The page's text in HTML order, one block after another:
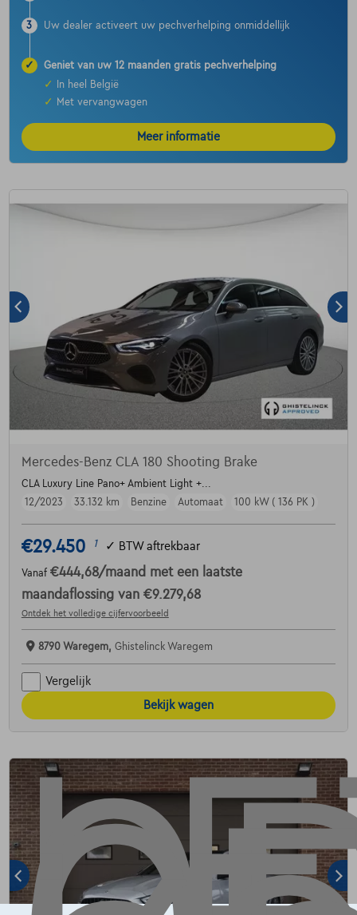
3 Uw dealer activeert uw pechverhelping onmiddellijk
✓
Geniet van uw 12 maanden gratis pechverhelping
✓
In heel België
✓
Met vervangwagen
Meer informatie
Mercedes-Benz CLA 180 Shooting Brake
CLA Luxury Line Pano+ Ambient Light +...
12/2023
33.132 km Benzine Automaat 100 kW ( 136 PK )
€29.450 1 ✓ BTW aftrekbaar
Vanaf €444,68/maand met een laatste
maandaflossing van €9.279,68
Ontdek het volledige cijfervoorbeeld
8790 Waregem, Ghistelinck Waregem
Vergelijk
Bekijk wagen